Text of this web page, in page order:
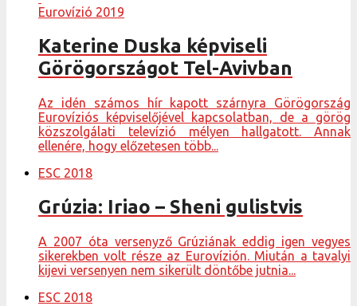
Eurovízió 2019
Katerine Duska képviseli
Görögországot Tel-Avivban
Az idén számos hír kapott szárnyra Görögország
Eurovíziós képviselőjével kapcsolatban, de a görög
közszolgálati televízió mélyen hallgatott. Annak
ellenére, hogy előzetesen több...
ESC 2018
Grúzia: Iriao – Sheni gulistvis
A 2007 óta versenyző Grúziának eddig igen vegyes
sikerekben volt része az Eurovízión. Miután a tavalyi
kijevi versenyen nem sikerült döntőbe jutnia...
ESC 2018